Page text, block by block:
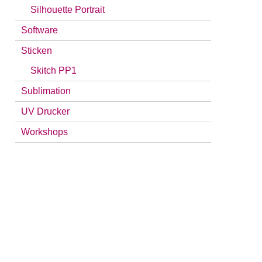
Silhouette Portrait
Software
Sticken
Skitch PP1
Sublimation
UV Drucker
Workshops